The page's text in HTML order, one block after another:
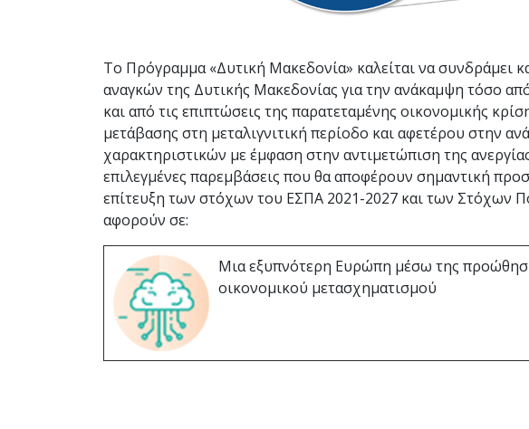
Το Πρόγραμμα «Δυτική Μακεδονία» καλείται να συνδράμει
αναγκών της Δυτικής Μακεδονίας για την ανάκαμψη τόσο
και από τις επιπτώσεις της παρατεταμένης οικονομικής
μετάβασης στη μεταλιγνιτική περίοδο και αφετέρου στην
χαρακτηριστικών με έμφαση στην αντιμετώπιση της
επιλεγμένες παρεμβάσεις που θα αποφέρουν σημαντική
επίτευξη των στόχων του ΕΣΠΑ 2021-2027 και των Στόχων
αφορούν σε:
Μια εξυπνότερη Ευρώπη μέσω της
οικονομικού μετασχηματισμού